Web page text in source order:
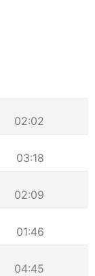
02:02
03:18
02:09
01:46
04:45